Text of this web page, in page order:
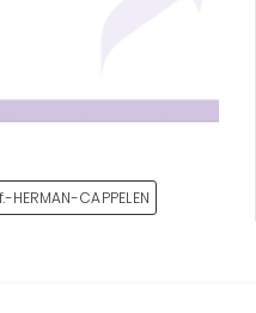
HERMAN-CAPPELEN